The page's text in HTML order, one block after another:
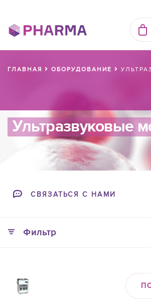
ГЛАВНАЯ ОБОРУДОВАНИЕ
Ультразвуковые
СВЯЗАТЬСЯ С НАМИ
Фильтр